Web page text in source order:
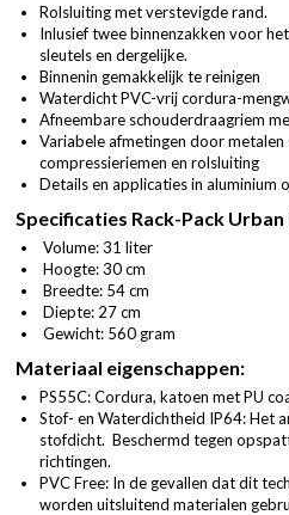
Rolsluiting met verstevigde rand.
Inlusief twee binnenzakken voor
sleutels en dergelijke.
Binnenin gemakkelijk te reinigen
Waterdicht PVC-vrij cordura-
Afneembare schouderdraagriem
Variabele afmetingen door metalen
compressieriemen en rolsluiting
Details en applicaties in aluminium
Specificaties Rack-Pack
Volume: 31 liter
Hoogte: 30 cm
Breedte: 54 cm
Diepte: 27 cm
Gewicht: 560 gram
Materiaal eigenschappen:
PS55C: Cordura, katoen met PU
Stof- en Waterdichtheid IP64: Het
stofdicht. Beschermd tegen
richtingen.
PVC Free: In de gevallen dat dit
worden uitsluitend materialen